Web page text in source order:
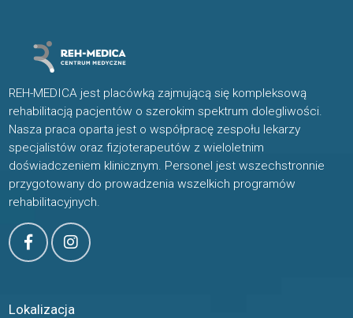
REH-MEDICA jest placówką zajmującą się kompleksową
rehabilitacją pacjentów o szerokim spektrum dolegliwości.
Nasza praca oparta jest o współpracę zespołu lekarzy
specjalistów oraz fizjoterapeutów z wieloletnim
doświadczeniem klinicznym. Personel jest wszechstronnie
przygotowany do prowadzenia wszelkich programów
rehabilitacyjnych.
Lokalizacja